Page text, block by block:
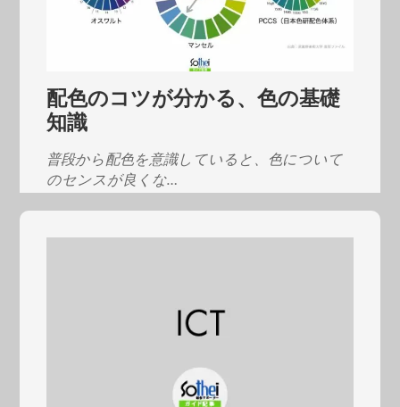
配色のコツが分かる、色の基礎
知識
普段から配色を意識していると、色について
のセンスが良くな…